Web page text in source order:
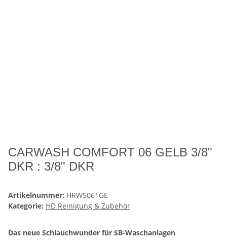
CARWASH COMFORT 06 GELB 3/8"
DKR : 3/8" DKR
Artikelnummer: HRWS061GE
Kategorie: HD Reinigung & Zubehör
Das neue Schlauchwunder für SB-Waschanlagen